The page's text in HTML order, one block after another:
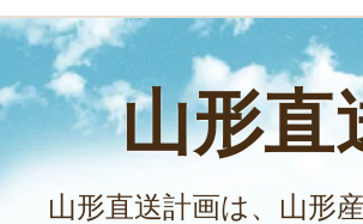
山形直
山形直送計画は、山形